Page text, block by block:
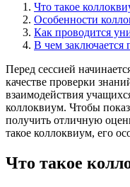
Что такое
Особенности
Как проводится
В чем заключается
Перед сессией
качестве проверки
взаимодействия
коллоквиум. Чтобы
получить отличную
такое коллоквиум, его
Что такое